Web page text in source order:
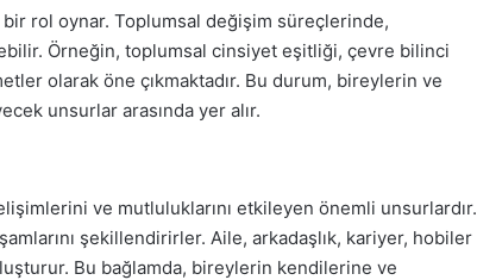
rol oynar. Toplumsal değişim süreçlerinde,
Örneğin, toplumsal cinsiyet eşitliği, çevre bilinci
olarak öne çıkmaktadır. Bu durum, bireylerin ve
unsurlar arasında yer alır.
ve mutluluklarını etkileyen önemli unsurlardır.
şekillendirirler. Aile, arkadaşlık, kariyer, hobiler
Bu bağlamda, bireylerin kendilerine ve